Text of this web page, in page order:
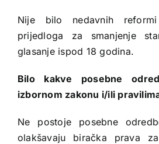
Nije bilo nedavnih
prijedloga za smanjenje
glasanje ispod 18 godina.
Bilo kakve posebne
izbornom zakonu i/ili
Ne postoje posebne
olakšavaju biračka prava